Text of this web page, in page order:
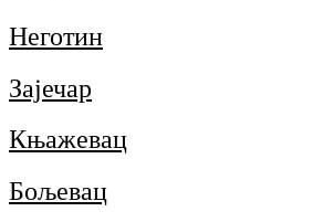
Неготин
Зајечар
Књажевац
Бољевац